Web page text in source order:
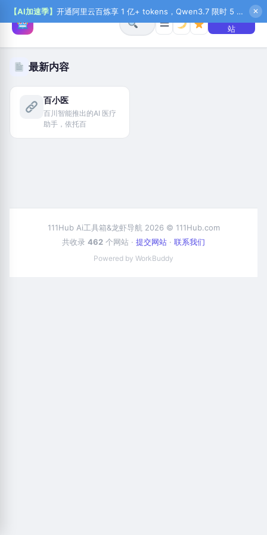
【AI加速季】 开通阿里云百炼享 1 亿+ tokens，Qwen3.7 限时 5 折起，秒悟新注送 1 万积分，加入 OPC 赢百万助力金，QoderWork CN 首月 0 元 ✕
☰
+ 提交网
站
最新内容
百小医
百川智能推出的AI 医疗
助手，依托百
111Hub Ai工具箱&龙虾导航 2026 © 111Hub.com
共收录 462 个网站 · 提交网站 · 联系我们
Powered by WorkBuddy